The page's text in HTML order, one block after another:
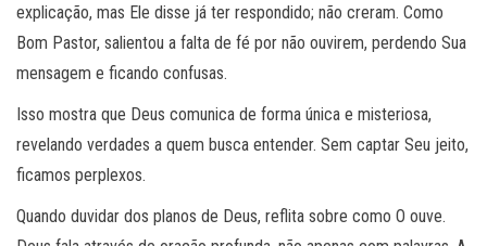
explicação, mas Ele disse já ter respondido; não creram. Como
Bom Pastor, salientou a falta de fé por não ouvirem, perdendo Sua
mensagem e ficando confusas.
Isso mostra que Deus comunica de forma única e misteriosa,
revelando verdades a quem busca entender. Sem captar Seu jeito,
ficamos perplexos.
Quando duvidar dos planos de Deus, reflita sobre como O ouve.